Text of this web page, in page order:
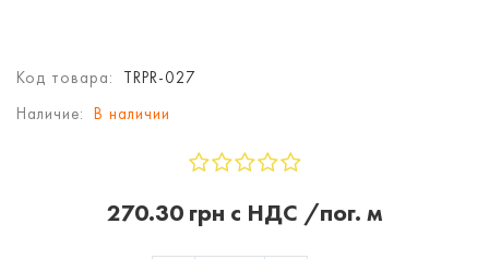
Код товара: TRPR-027
Наличие: В наличии
270.30 грн с НДС /пог. м